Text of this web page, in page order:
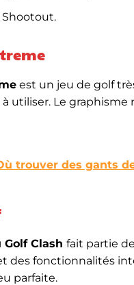
Shootout.
est un jeu de golf
à utiliser. Le
trouver des gants
Golf Clash fait partie
des fonctionnalités
parfaite.